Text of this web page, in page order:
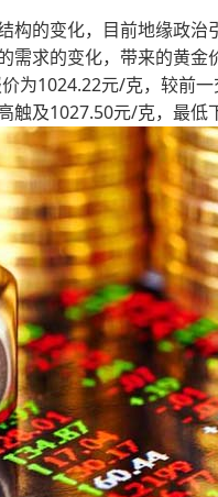
的变化，目前地缘政治
求的变化，带来的黄金
1024.22元/克，较前一
及1027.50元/克，最低